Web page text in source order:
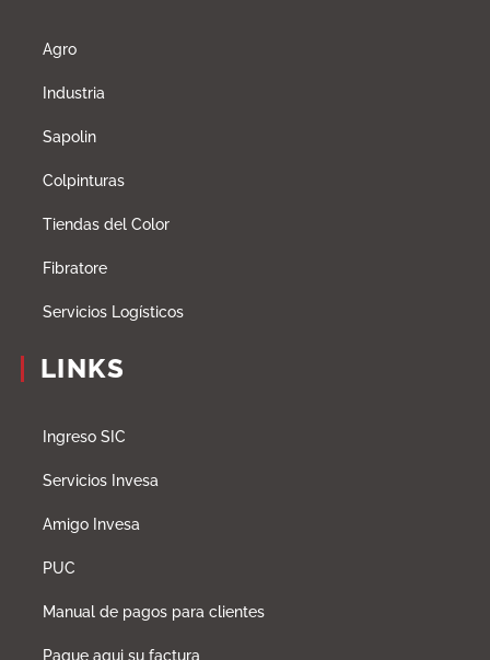
Agro
Industria
Sapolin
Colpinturas
Tiendas del Color
Fibratore
Servicios Logísticos
LINKS
Ingreso SIC
Servicios Invesa
Amigo Invesa
PUC
Manual de pagos para clientes
Pague aqui su factura